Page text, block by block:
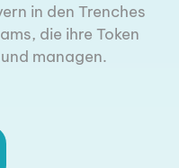
in den Trenches
die ihre Token
managen.